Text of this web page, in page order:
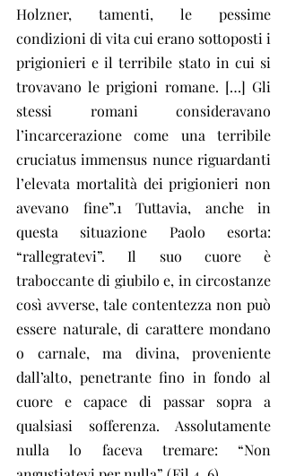
Holzner, tamenti, le pessime
condizioni di vita cui erano sottoposti i
prigionieri e il terribile stato in cui si
trovavano le prigioni romane. […] Gli
stessi romani consideravano
l’incarcerazione come una terribile
cruciatus immensus nunce riguardanti
l’elevata mortalità dei prigionieri non
avevano fine”.1 Tuttavia, anche in
questa situazione Paolo esorta:
“rallegratevi”. Il suo cuore è
traboccante di giubilo e, in circostanze
così avverse, tale contentezza non può
essere naturale, di carattere mondano
o carnale, ma divina, proveniente
dall’alto, penetrante fino in fondo al
cuore e capace di passar sopra a
qualsiasi sofferenza. Assolutamente
nulla lo faceva tremare: “Non